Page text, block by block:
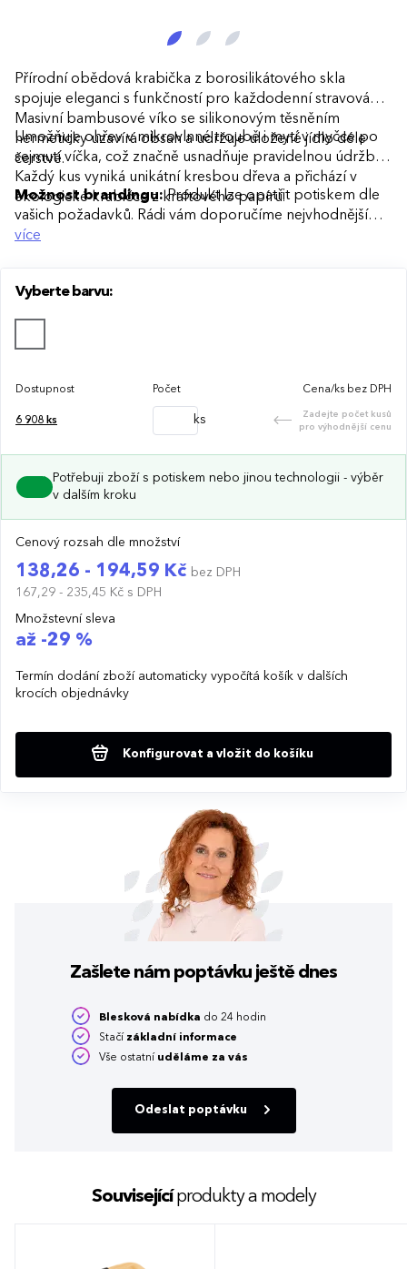
Přírodní obědová krabička z borosilikátového skla
spojuje eleganci s funkčností pro každodenní stravování.
Masivní bambusové víko se silikonovým těsněním
hermeticky uzavírá obsah a udržuje uložené jídlo déle
čerstvé.
Umožňuje ohřev v mikrovlnné troubě i mytí v myčce po
sejmutí víčka, což značně usnadňuje pravidelnou údržbu.
Každý kus vyniká unikátní kresbou dřeva a přichází v
ekologické krabičce z kraftového papíru.
Možnost brandingu:Produkt lze opatřit potiskem dle
vašich požadavků. Rádi vám doporučíme nejvhodnější
technologii potisku s ohledem na design i váš rozpočet.
více
Vyberte barvu:
Dostupnost Počet Cena/ks bez DPH
6 908 ks ks
Zadejte počet kusů
pro výhodnější cenu
Potřebuji zboží s potiskem nebo jinou technologii - výběr
v dalším kroku
Cenový rozsah dle množství
138,26 - 194,59 Kč bez DPH
167,29 - 235,45 Kč s DPH
Množstevní sleva
až -29 %
Termín dodání zboží automaticky vypočítá košík v dalších
krocích objednávky
Konfigurovat a vložit do košíku
Zašlete nám poptávku ještě dnes
Blesková nabídka do 24 hodin
Stačí základní informace
Vše ostatní uděláme za vás
Odeslat poptávku
Souvisejícíprodukty a modely